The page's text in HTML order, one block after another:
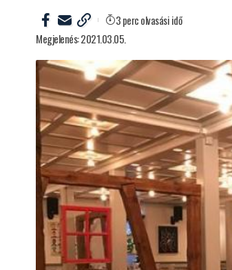
Megjelenés: 2021.03.05.
3 perc olvasási idő